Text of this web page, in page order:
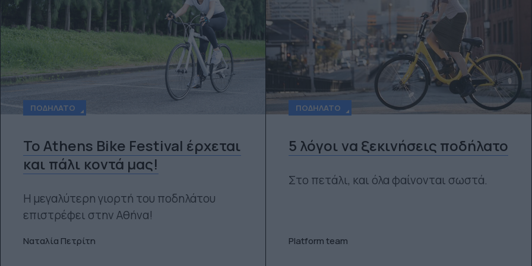
ΠΟΔΉΛΑΤΟ
Το Athens Bike Festival έρχεται
και πάλι κοντά μας!
Η μεγαλύτερη γιορτή του ποδηλάτου
επιστρέφει στην Αθήνα!
Ναταλία Πετρίτη
ΠΟΔΉΛΑΤΟ
5 λόγοι να ξεκινήσεις ποδήλατο
Στο πετάλι, και όλα φαίνονται σωστά.
Platform team